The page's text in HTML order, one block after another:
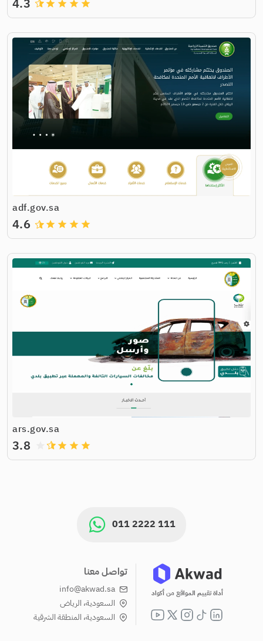
grade
grade
grade
grade
adf.gov.sa
grade
grade
grade
grade
4.6
ars.gov.sa
grade
grade
grade
3.8
011 2222 111
أداة تقييم المواقع من أكواد
تواصل معنا
info@akwad.sa
السعودية، الرياض
السعودية، المنطقة الشرقية